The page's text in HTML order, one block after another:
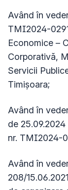
Având în
TMI2024-
Economice –
Corporativă,
Servicii
Timișoara;
Având în
de
nr. TMI2024-
Având în
208/